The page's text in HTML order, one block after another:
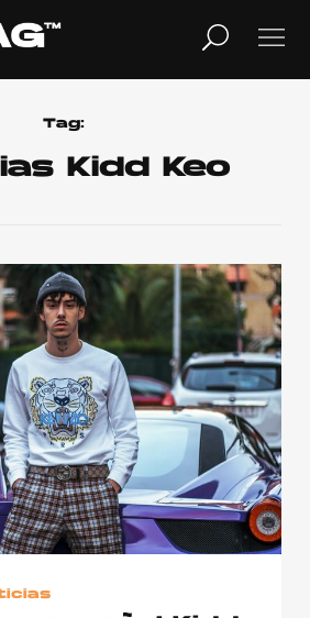
Home
Cover Story
Publicidad
Contacto
Aviso Legal
Tag:
Kidd Keo